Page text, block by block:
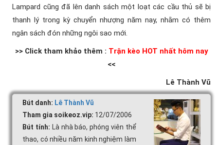
Lampard cũng đã lên danh sách một loạt các cầu thủ sẽ bị
thanh lý trong kỳ chuyển nhượng năm nay, nhằm có thêm
ngân sách đón những ngôi sao mới.
>> Click tham khảo thêm : Trận kèo HOT nhất hôm nay
<<
Lê Thành Vũ
Bút danh: Lê Thành Vũ
Tham gia soikeoz.vip: 12/07/2006
Bút tính: Là nhà báo, phóng viên thể
thao, có nhiều năm kinh nghiệm làm